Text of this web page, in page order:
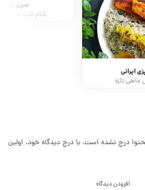
ایرانی
تازه
سبزی پلو
شام شب عید
درج نشده است. با درج دیدگاه خود، اولین
افزودن دیدگاه